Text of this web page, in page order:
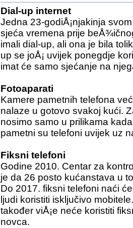
Dial-up internet
Jedna 23-godiÅ¡njakinja
sjeća vremena prije
imali dial-up, ali ona je bila
up se joÅ¡ uvijek ponegdje
imat će samo sjećanje na
Fotoaparati
Kamere pametnih telefona
nalaze u gotovo svakoj kući.
nosimo samo u prilikama
pametni su telefoni uvijek uz
Fiksni telefoni
Godine 2010. Centar za
je da 26 posto kućanstava u
Do 2017. fiksni telefoni naći
ljudi koristiti isključivo
također viÅ¡e neće koristiti
novca.